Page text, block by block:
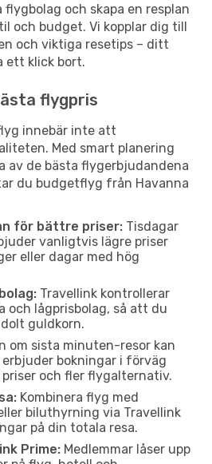
och skapa en resplan
och budget. Vi kopplar dig till
och viktiga resetips – ditt
ett klick bort.
flygpris
innebär inte att
Med smart planering
av de bästa flygerbjudandena
du budgetflyg från Havanna
för bättre priser: Tisdagar
vanligtvis lägre priser
eller dagar med hög
Travellink kontrollerar
och lågprisbolag, så att du
guldkorn.
om sista minuten-resor kan
bokningar i förväg
och fler flygalternativ.
Kombinera flyg med
biluthyrning via Travellink
på din totala resa.
Prime: Medlemmar låser upp